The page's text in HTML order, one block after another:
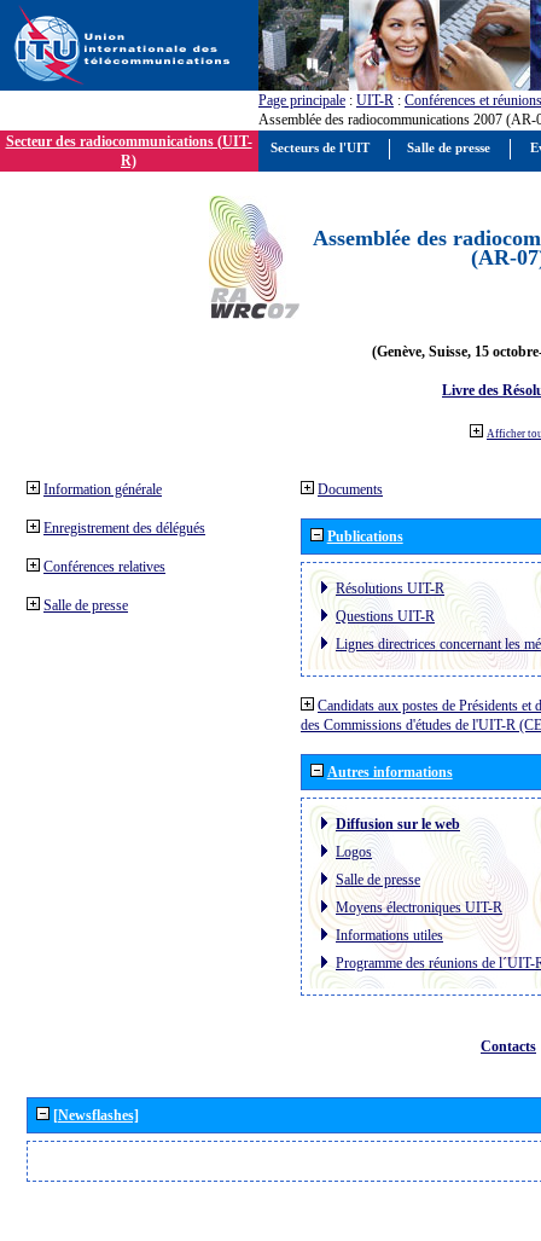
Page principale : UIT-R : Conférences et réunions
Assemblée des radiocommunications 2007 (AR-
Secteur des radiocommunications (UIT-
R)
Assemblée des
(AR-
(Genève, Suisse, 15
Livre des
Afficher
Information générale
Enregistrement des délégués
Conférences relatives
Salle de presse
Documents
Publications
Résolutions UIT-R
Questions UIT-R
Lignes directrices concernant les
Candidats aux postes de Présidents et
des Commissions d'études de l'UIT-R
Autres informations
Diffusion sur le web
Logos
Salle de presse
Moyens électroniques UIT-R
Informations utiles
Programme des réunions de l´UIT-
Contacts
[Newsflashes]
Secteurs de l'UIT Salle de presse